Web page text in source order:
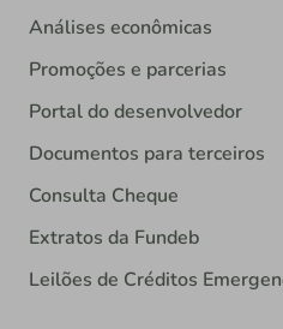
Análises econômicas
Promoções e parcerias
Portal do desenvolvedor
Documentos para terceiros
Consulta Cheque
Extratos da Fundeb
Leilões de Créditos